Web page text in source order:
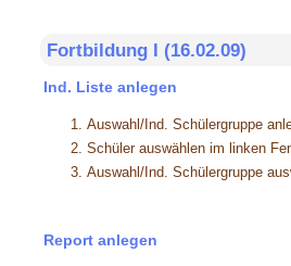
Fortbildung I (16.02.09)
Ind. Liste anlegen
Auswahl/Ind. Schülergruppe
Schüler auswählen im linken
Auswahl/Ind. Schülergruppe
Report anlegen